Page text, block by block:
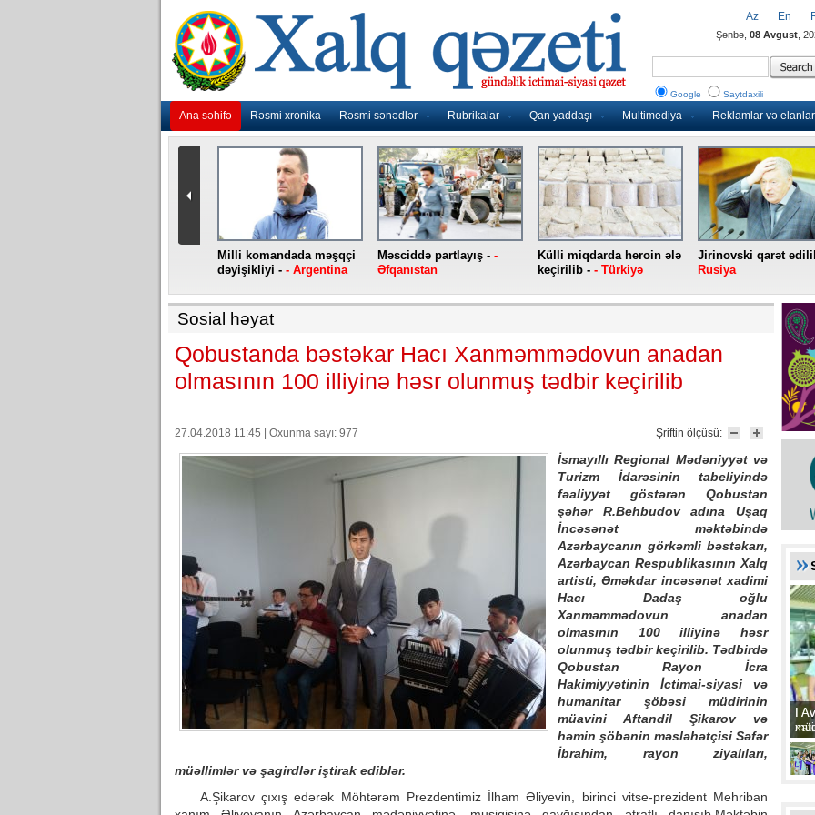
Ana səhifə Rəsmi xronika Rəsmi sənədlər Rubrikalar Qan yaddaşı Multimediya Reklamlar və elanlar
Az En
Şənbə, 08 Avgust ,
Google Saytdaxili
Milli komandada məşqçi
dəyişikliyi - - Argentina
Məsciddə partlayış - -
Əfqanıstan
Külli miqdarda heroin ələ
keçirilib - - Türkiyə
Jirinovski qarət
Rusiya
Sosial həyat
Qobustanda bəstəkar Hacı Xanməmmədovun anadan
olmasının 100 illiyinə həsr olunmuş tədbir keçirilib
Şriftin ölçüsü:
27.04.2018 11:45 | Oxunma sayı: 977
İsmayıllı Regional Mədəniyyət və
Turizm İdarəsinin tabeliyində
fəaliyyət göstərən Qobustan
şəhər R.Behbudov adına Uşaq
İncəsənət məktəbində
Azərbaycanın görkəmli bəstəkarı,
Azərbaycan Respublikasının Xalq
artisti, Əməkdar incəsənət xadimi
Hacı Dadaş oğlu
Xanməmmədovun anadan
olmasının 100 illiyinə həsr
olunmuş tədbir keçirilib. Tədbirdə
Qobustan Rayon İcra
Hakimiyyətinin İctimai-siyasi və
humanitar şöbəsi müdirinin
müavini Aftandil Şikarov və
həmin şöbənin məsləhətçisi Səfər
İbrahim, rayon ziyalıları,
müəllimlər və şagirdlər iştirak ediblər.
A.Şikarov çıxış edərək Möhtərəm Prezdentimiz İlham Əliyevin, birinci vitse-prezident Mehriban
II